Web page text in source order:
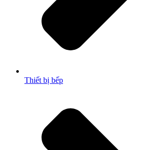
Thiết bị bếp